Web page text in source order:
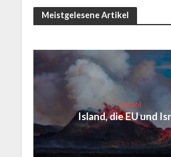
Meistgelesene Artikel
Israel
Island, die EU und